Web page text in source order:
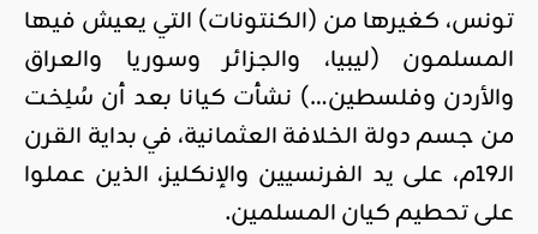
تونس، كغيرها من (الكنتونات) التي يعيش فيها
المسلمون (ليبيا، والجزائر وسوريا والعراق
والأردن وفلسطين…) نشأت كيانا بعد أن سُلِخت
من جسم دولة الخلافة العثمانية، في بداية القرن
الـ19م، على يد الفرنسيين والإنكليز، الذين عملوا
على تحطيم كيان المسلمين.